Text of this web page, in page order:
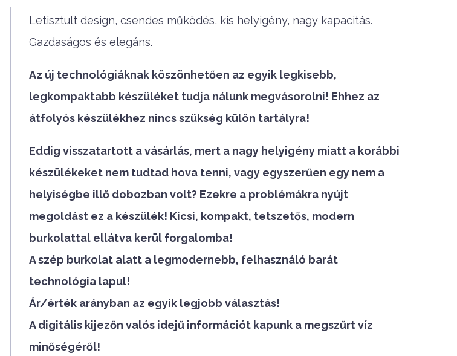
Letisztult design, csendes működés, kis helyigény, nagy kapacitás.
Gazdaságos és elegáns.
Az új technológiáknak köszönhetően az egyik legkisebb,
legkompaktabb készüléket tudja nálunk megvásorolni! Ehhez az
átfolyós készülékhez nincs szükség külön tartályra!
Eddig visszatartott a vásárlás, mert a nagy helyigény miatt a korábbi
készülékeket nem tudtad hova tenni, vagy egyszerűen egy nem a
helyiségbe illő dobozban volt? Ezekre a problémákra nyújt
megoldást ez a készülék! Kicsi, kompakt, tetszetős, modern
burkolattal ellátva kerül forgalomba!
A szép burkolat alatt a legmodernebb, felhasználó barát
technológia lapul!
Ár/érték arányban az egyik legjobb választás!
A digitális kijezőn valós idejű információt kapunk a megszűrt víz
minőségéről!